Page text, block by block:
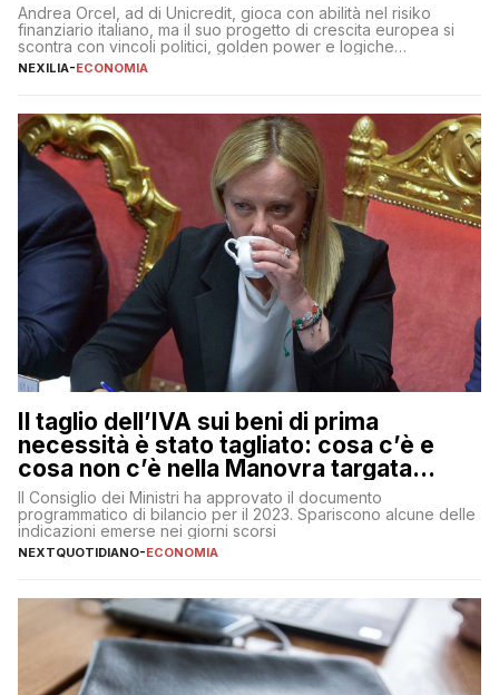
Andrea Orcel, ad di Unicredit, gioca con abilità nel risiko
finanziario italiano, ma il suo progetto di crescita europea si
scontra con vincoli politici, golden power e logiche
protezionistiche. Orcel e la mossa su Generali Andrea Orcel,
NEXILIA-ECONOMIA
Il taglio dell’IVA sui beni di prima
necessità è stato tagliato: cosa c’è e
cosa non c’è nella Manovra targata
Meloni
Il Consiglio dei Ministri ha approvato il documento
programmatico di bilancio per il 2023. Spariscono alcune delle
indicazioni emerse nei giorni scorsi
NEXTQUOTIDIANO-ECONOMIA